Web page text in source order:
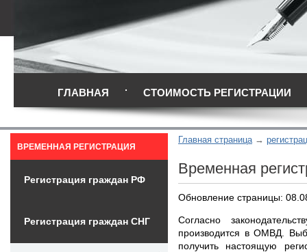
ГЛАВНАЯ СТОИМОСТЬ РЕГИСТРАЦИИ
Главная страница
Временная
Обновление страницы:
Согласно
производится в ОМВД.
получить настоящую
ВРЕМЕННАЯ РЕГИСТРАЦИЯ
Регистрация граждан РФ
Регистрация граждан СНГ